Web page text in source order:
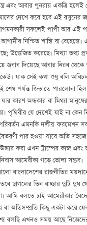
এবং আবার পুনরায় একত্রি হলেই
আমাদের দেশে কবে হবে এই
সকলেই পাপী আর এই
নিশ্চিত শান্তি বা
উত্তেজিত করেছে। মিথ্যা তথ্য
জবাব দিয়েছে আবার নিরব
যাক সেই কথা শুধু বলি
শেষ পর্যন্ত জিতাতে পারলোনা
কারণ অন্ধকার বা মিথ্যা
পৃথিবীর যে দেশেই যাই না
পরিবর্তন এমনকি দলীয়
পার হওয়া যাবে অতি
করা এখন ট্রাম্পের কাজ এবং
আমেরীকা গড়ে তোলা সম্ভব।
বাংলাদেশের রাজনীতির
ছাগলের তিন বাচ্ছার দুটি
আমি বলতে চাই আমেরীকার
বা অতিসম্প্রতি কিছু একটা করে
বলছি এখনও সময় আছে